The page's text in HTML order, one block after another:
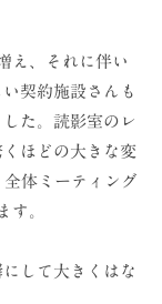
え、それに伴い
契約施設さんも
た。読影室のレ
ほどの大きな変
体ミーティング
す。
して大きくはな